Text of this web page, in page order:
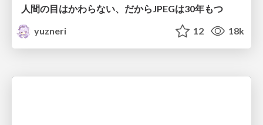
人間の目はかわらない、だからJPEGは30年もつ
yuzneri
12 18k